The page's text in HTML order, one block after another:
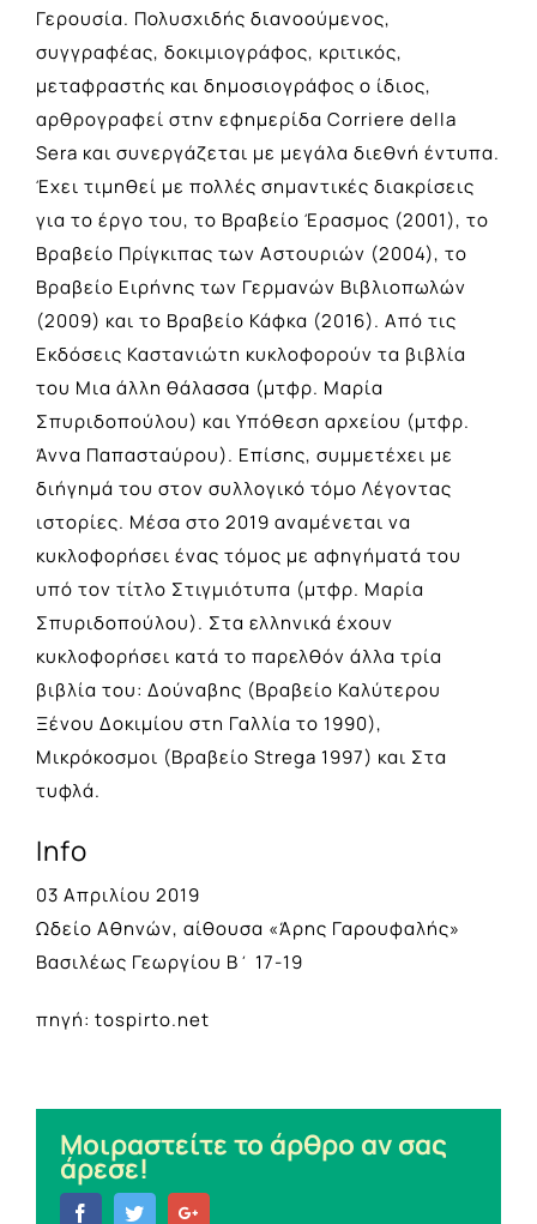
Γερουσία. Πολυσχιδής διανοούμενος,
συγγραφέας, δοκιμιογράφος, κριτικός,
μεταφραστής και δημοσιογράφος ο ίδιος,
αρθρογραφεί στην εφημερίδα Corriere della
Sera και συνεργάζεται με μεγάλα διεθνή έντυπα.
Έχει τιμηθεί με πολλές σημαντικές διακρίσεις
για το έργο του, το Βραβείο Έρασμος (2001), το
Βραβείο Πρίγκιπας των Αστουριών (2004), το
Βραβείο Ειρήνης των Γερμανών Βιβλιοπωλών
(2009) και το Βραβείο Κάφκα (2016). Από τις
Εκδόσεις Καστανιώτη κυκλοφορούν τα βιβλία
του Μια άλλη θάλασσα (μτφρ. Μαρία
Σπυριδοπούλου) και Υπόθεση αρχείου (μτφρ.
Άννα Παπασταύρου). Επίσης, συμμετέχει με
διήγημά του στον συλλογικό τόμο Λέγοντας
ιστορίες. Μέσα στο 2019 αναμένεται να
κυκλοφορήσει ένας τόμος με αφηγήματά του
υπό τον τίτλο Στιγμιότυπα (μτφρ. Μαρία
Σπυριδοπούλου). Στα ελληνικά έχουν
κυκλοφορήσει κατά το παρελθόν άλλα τρία
βιβλία του: Δούναβης (Βραβείο Καλύτερου
Ξένου Δοκιμίου στη Γαλλία το 1990),
Μικρόκοσμοι (Βραβείο Strega 1997) και Στα
τυφλά.
Info
03 Απριλίου 2019
Ωδείο Αθηνών, αίθουσα «Άρης Γαρουφαλής»
Βασιλέως Γεωργίου Β΄ 17-19
πηγή: tospirto.net
Μοιραστείτε το άρθρο αν σας
άρεσε!
FacebookTwitter